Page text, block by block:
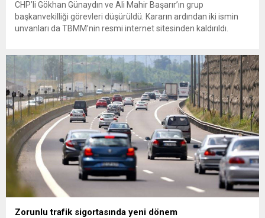
CHP’li Gökhan Günaydın ve Ali Mahir Başarır’ın grup
başkanvekilliği görevleri düşürüldü. Kararın ardından iki ismin
unvanları da TBMM’nin resmi internet sitesinden kaldırıldı.
çıkarma cezası uygulanmak üzere Yüksek Disiplin Kurulu’na
(YDK) sevk edilen ve partideki tüm görevlerinden...
Zorunlu trafik sigortasında yeni dönem